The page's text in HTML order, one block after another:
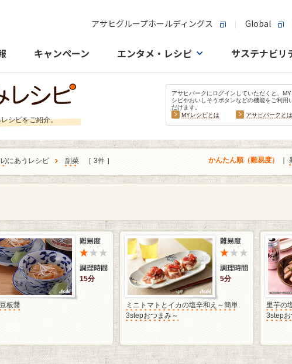
アサヒグループホールディングス Global
キャンペーン エンタメ・レシピ サステナビリ
シピをご紹介。
アサヒパークにログインしていただくと、MY
シピやおいしそうボタンなどの機能をご利用
だけます。
MYレシピとは
アサヒパークとは
)にあうレシピ 副菜 ［ 3件 ］ かんたん順（難易度）
15分
板醤
5分
ミニトマトとイカの塩辛和え～簡単
3stepおつまみ～
里芋の
3stepお